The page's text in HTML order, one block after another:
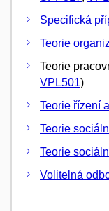
Specifická
Teorie
Teorie
VPL501)
Teorie řízení
Teorie
Teorie
Volitelná